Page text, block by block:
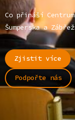
Co přináší
Šumperska a
Zjistit více
Podpořte nás